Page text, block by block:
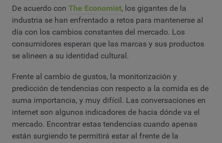
De acuerdo con The Economist, los gigantes de la
industria se han enfrentado a retos para mantenerse al
día con los cambios constantes del mercado. Los
consumidores esperan que las marcas y sus productos
se alineen a su identidad cultural.
Frente al cambio de gustos, la monitorización y
predicción de tendencias con respecto a la comida es de
suma importancia, y muy difícil. Las conversaciones en
internet son algunos indicadores de hacia dónde va el
mercado. Encontrar estas tendencias cuando apenas
están surgiendo te permitirá estar al frente de la